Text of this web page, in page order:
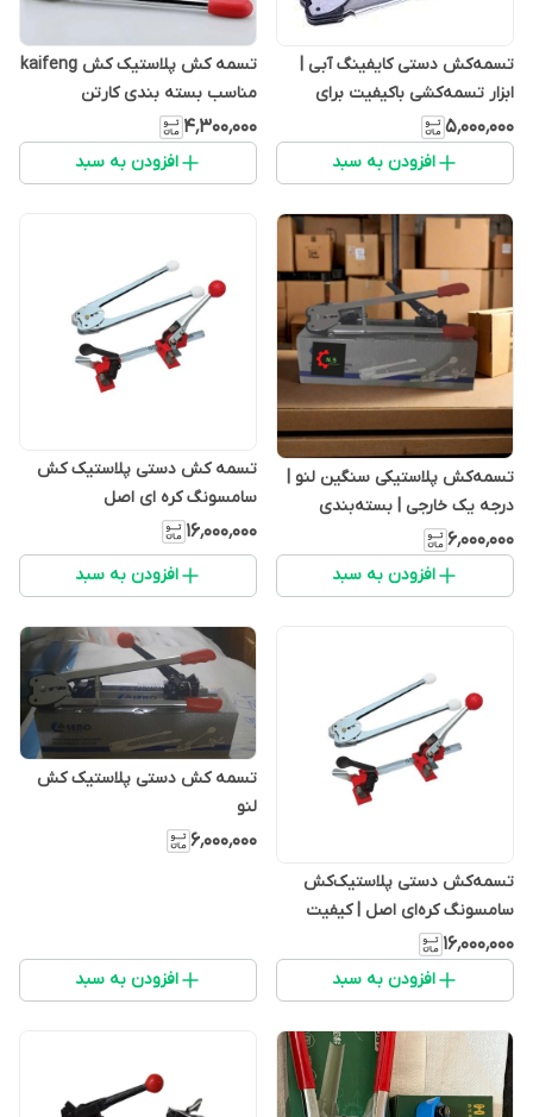
تسمه‌کش دستی کایفینگ آبی |
ابزار تسمه‌کشی باکیفیت برای
بسته‌بندی حرفه‌ای
۵٬۰۰۰٬۰۰۰
افزودن به سبد
تسمه کش پلاستیک کش kaifeng
مناسب بسته بندی کارتن
۴٬۳۰۰٬۰۰۰
افزودن به سبد
تسمه‌کش پلاستیکی سنگین لنو |
درجه یک خارجی | بسته‌بندی
صنعتی حرفه‌ای
۶٬۰۰۰٬۰۰۰
افزودن به سبد
تسمه کش دستی پلاستیک کش
سامسونگ کره ای اصل
۱۶٬۰۰۰٬۰۰۰
افزودن به سبد
تسمه‌کش دستی پلاستیک‌کش
سامسونگ کره‌ای اصل | کیفیت
برتر برای تسمه PET و PP
۱۶٬۰۰۰٬۰۰۰
افزودن به سبد
تسمه کش دستی پلاستیک کش
لنو
۶٬۰۰۰٬۰۰۰
افزودن به سبد